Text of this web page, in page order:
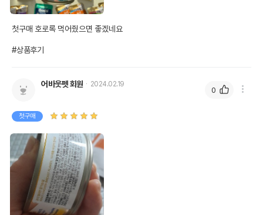
첫구매 호로록 먹어줬으면 좋겠네요
#상품후기
어바웃펫 회원 2024.02.19
첫구매
0